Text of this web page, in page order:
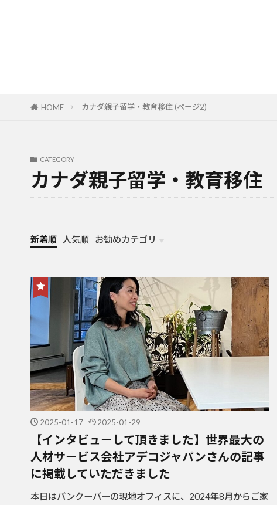
HOME カナダ親子留学・教育移住 (ページ2)
CATEGORY
カナダ親子留学・教育移住
新着順 人気順
お勧めカテゴリ
カナダ中学・高校留学
カナダ親子留学・教育移住
体験談（カナダ高校留学・親子移住）
カナダ留学カウンセリング内容実例集
2025-01-17 2025-01-29
【インタビューして頂きました】世界最大の
人材サービス会社アデコジャパンさんの記事
に掲載していただきました
本日はバンクーバーの現地オフィスに、2024年8月からご家